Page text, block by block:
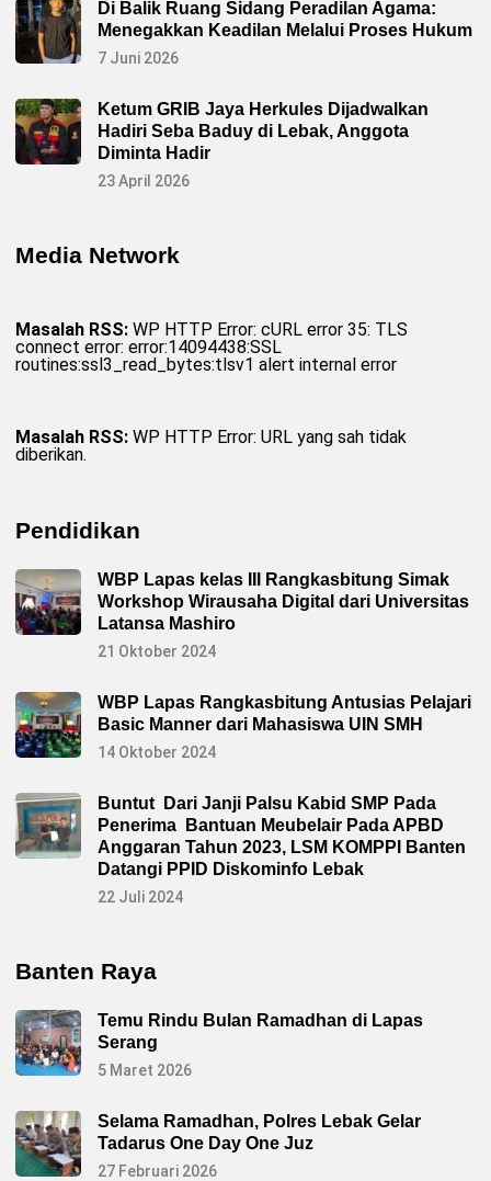
t
e
m
I
o
r
m
a
s
e
a
Di Balik Ruang Sidang Peradilan Agama:
Menegakkan Keadilan Melalui Proses Hukum
7 Juni 2026
Ketum GRIB Jaya Herkules Dijadwalkan
Hadiri Seba Baduy di Lebak, Anggota
Diminta Hadir
23 April 2026
Media Network
Masalah RSS: WP HTTP Error: cURL error 35: TLS
connect error: error:14094438:SSL
routines:ssl3_read_bytes:tlsv1 alert internal error
Masalah RSS: WP HTTP Error: URL yang sah tidak
diberikan.
Pendidikan
WBP Lapas kelas III Rangkasbitung Simak
Workshop Wirausaha Digital dari Universitas
Latansa Mashiro
21 Oktober 2024
WBP Lapas Rangkasbitung Antusias Pelajari
Basic Manner dari Mahasiswa UIN SMH
14 Oktober 2024
Buntut Dari Janji Palsu Kabid SMP Pada
Penerima Bantuan Meubelair Pada APBD
Anggaran Tahun 2023, LSM KOMPPI Banten
Datangi PPID Diskominfo Lebak
22 Juli 2024
Banten Raya
Temu Rindu Bulan Ramadhan di Lapas
Serang
5 Maret 2026
Selama Ramadhan, Polres Lebak Gelar
Tadarus One Day One Juz
27 Februari 2026